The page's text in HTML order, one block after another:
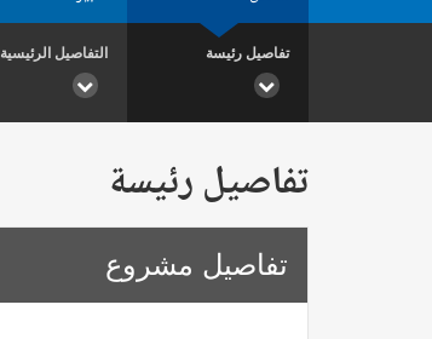
تفاصيل رئيسة التفاصيل الرئيسية
تفاصيل رئيسة
تفاصيل مشروع